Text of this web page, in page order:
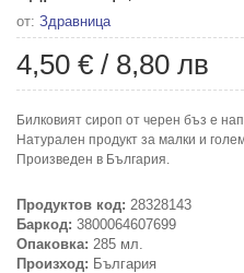
от: Здравница
4,50 € / 8,80 лв
Билковият сироп от черен бъз е
Натурален продукт за малки и
Произведен в България.
Продуктов код: 28328143
Баркод: 3800064607699
Опаковка: 285 мл.
Произход: България